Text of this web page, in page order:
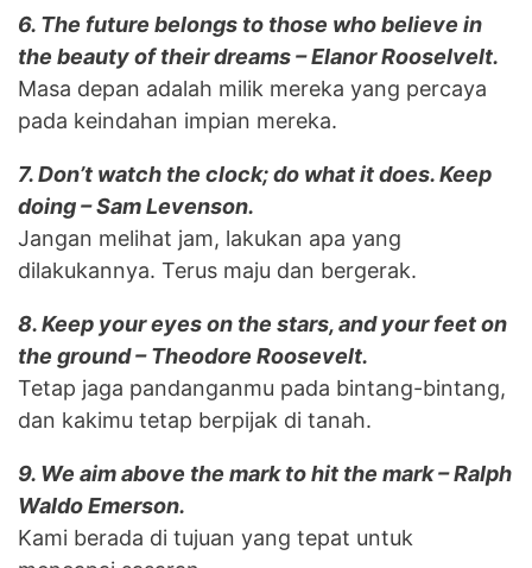
6. The future belongs to those who believe in
the beauty of their dreams – Elanor Rooselvelt.
Masa depan adalah milik mereka yang percaya
pada keindahan impian mereka.
7. Don’t watch the clock; do what it does. Keep
doing – Sam Levenson.
Jangan melihat jam, lakukan apa yang
dilakukannya. Terus maju dan bergerak.
8. Keep your eyes on the stars, and your feet on
the ground – Theodore Roosevelt.
Tetap jaga pandanganmu pada bintang-bintang,
dan kakimu tetap berpijak di tanah.
9. We aim above the mark to hit the mark – Ralph
Waldo Emerson.
Kami berada di tujuan yang tepat untuk